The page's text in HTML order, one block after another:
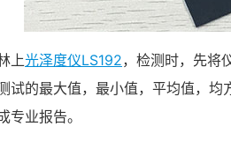
上光泽度仪LS192，检测时，先将
试的最大值，最小值，平均值，
专业报告。